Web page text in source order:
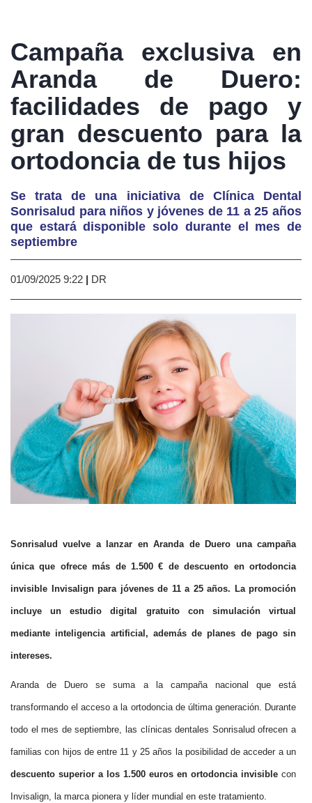
Campaña exclusiva en
Aranda de Duero:
facilidades de pago y
gran descuento para la
ortodoncia de tus hijos
Se trata de una iniciativa de Clínica Dental
Sonrisalud para niños y jóvenes de 11 a 25 años
que estará disponible solo durante el mes de
septiembre
01/09/2025 9:22 | DR
Sonrisalud vuelve a lanzar en Aranda de Duero una campaña
única que ofrece más de 1.500 € de descuento en ortodoncia
invisible Invisalign para jóvenes de 11 a 25 años. La promoción
incluye un estudio digital gratuito con simulación virtual
mediante inteligencia artificial, además de planes de pago sin
intereses.
Aranda de Duero se suma a la campaña nacional que está
transformando el acceso a la ortodoncia de última generación. Durante
todo el mes de septiembre, las clínicas dentales Sonrisalud ofrecen a
familias con hijos de entre 11 y 25 años la posibilidad de acceder a un
descuento superior a los 1.500 euros en ortodoncia invisible con
Invisalign, la marca pionera y líder mundial en este tratamiento.